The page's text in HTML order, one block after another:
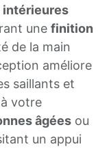
intérieures
une finition
de la main
améliore
saillants et
à votre
âgées ou
un appui